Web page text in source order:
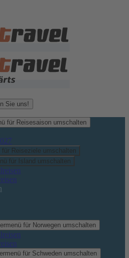
Sie uns!
für Reisesaison umschalten
für Reiseziele umschalten
für Island umschalten
für Norwegen umschalten
für Schweden umschalten